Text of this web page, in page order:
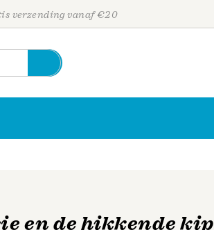
verzending vanaf €20
en de hikkende kip
Personen